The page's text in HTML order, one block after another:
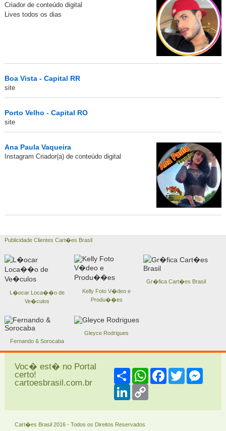
Criador de conteúdo digital
Lives todos os dias
Boa Vista - Capital RR
site
Porto Velho - Capital RO
site
Ana Paula Vaqueira
Instagram Criador(a) de conteúdo digital
Publicidade Clientes Cart�es Brasil
L�ocar Loca��o de
Ve�culos
Kelly Foto V�deo e
Produ��es
Gr�fica Cart�es Brasil
Fernando & Sorocaba
Gleyce Rodrigues
Voc� est� no Portal
certo!
cartoesbrasil.com.br
ShareWhatsAppFacebook
Twitter
LinkedInCopy
Cart�es Brasil 2016 - Todos os Direitos Reservados